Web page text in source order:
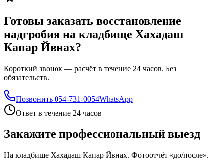
Готовы заказать восстановление
надгробия на кладбище Хахадаш
Капар Йвнах?
Короткий звонок — расчёт в течение 24 часов. Без
обязательств.
Позвонить 054-731-0054WhatsApp
Ответ в течение 24 часов
Закажите профессиональный выезд
На кладбище Хахадаш Капар Йвнах. Фотоотчёт «до/после».